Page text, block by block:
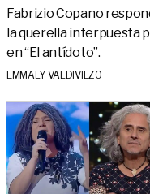
Fabrizio Copano
la querella interpuesta
en “El antídoto”.
EMMALY VALDIVIEZO